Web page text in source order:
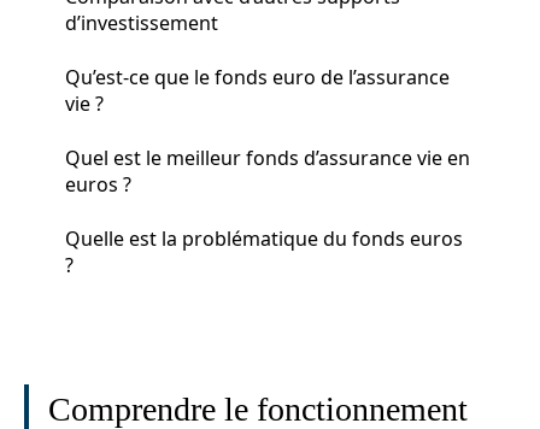
d’investissement
Qu’est-ce que le fonds euro de l’assurance
vie ?
Quel est le meilleur fonds d’assurance vie en
euros ?
Quelle est la problématique du fonds euros
?
Comprendre le fonctionnement